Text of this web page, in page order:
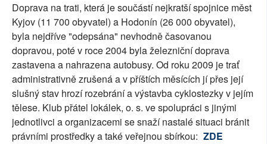
Doprava na trati, která je součástí nejkratší spojnice měst
Kyjov (11 700 obyvatel) a Hodonín (26 000 obyvatel),
byla nejdříve "odepsána" nevhodně časovanou
dopravou, poté v roce 2004 byla železniční doprava
zastavena a nahrazena autobusy. Od roku 2009 je trať
administrativně zrušená a v příštích měsících jí přes její
slušný stav hrozí rozebrání a výstavba cyklostezky v jejím
tělese. Klub přátel lokálek, o. s. ve spolupráci s jinými
jednotlivci a organizacemi se snaží nastalé situaci bránit
právními prostředky a také veřejnou sbírkou: ZDE